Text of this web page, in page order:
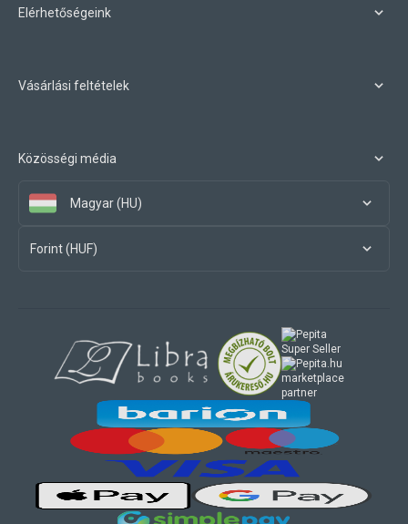
Elérhetőségeink
Vásárlási feltételek
Közösségi média
Magyar (HU)
Forint (HUF)
marketplace
partner